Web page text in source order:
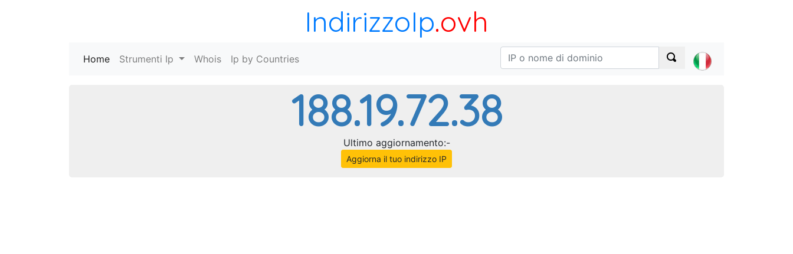
IndirizzoIp.ovh
Home (current)
Strumenti Ip Whois Ip by Countries
188.19.72.38
Ultimo aggiornamento:-
Aggiorna il tuo indirizzo IP